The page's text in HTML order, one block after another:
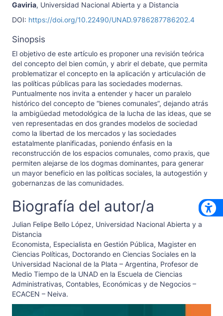
Gaviria, Universidad Nacional Abierta y a Distancia
DOI: https://doi.org/10.22490/UNAD.9786287786202.4
Sinopsis
El objetivo de este artículo es proponer una revisión teórica
del concepto del bien común, y abrir el debate, que permita
problematizar el concepto en la aplicación y articulación de
las políticas públicas para las sociedades modernas.
Puntualmente nos invita a entender y hacer un paralelo
histórico del concepto de “bienes comunales”, dejando atrás
la ambigüedad metodológica de la lucha de las ideas, que se
ven representadas en dos grandes modelos de sociedad
como la libertad de los mercados y las sociedades
estatalmente planificadas, poniendo énfasis en la
reconstrucción de los espacios comunales, como praxis, que
permiten alejarse de los dogmas dominantes, para generar
un mayor beneficio en las políticas sociales, la autogestión y
gobernanzas de las comunidades.
Biografía del autor/a
Julian Felipe Bello López, Universidad Nacional Abierta y a
Distancia
Economista, Especialista en Gestión Pública, Magister en
Ciencias Políticas, Doctorando en Ciencias Sociales en la
Universidad Nacional de la Plata – Argentina, Profesor de
Medio Tiempo de la UNAD en la Escuela de Ciencias
Administrativas, Contables, Económicas y de Negocios –
ECACEN – Neiva.